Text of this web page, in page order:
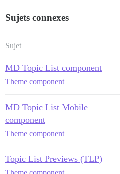
Sujets connexes
Sujet
MD Topic List component
Theme component
MD Topic List Mobile
component
Theme component
Topic List Previews (TLP)